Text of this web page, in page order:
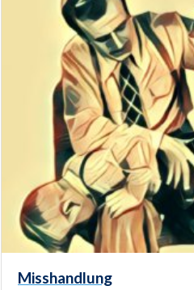
Misshandlung